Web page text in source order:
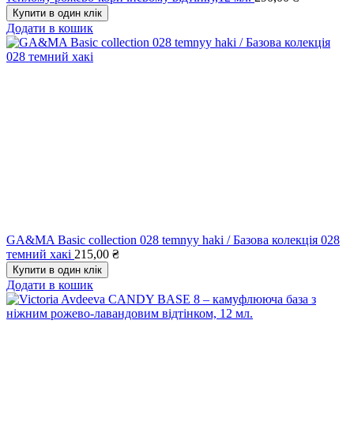
Купити в один клік
Додати в кошик
GA&MA Basic collection 028 temnyy haki / Базова колекція 028
темний хакі 215,00 ₴
Купити в один клік
Додати в кошик